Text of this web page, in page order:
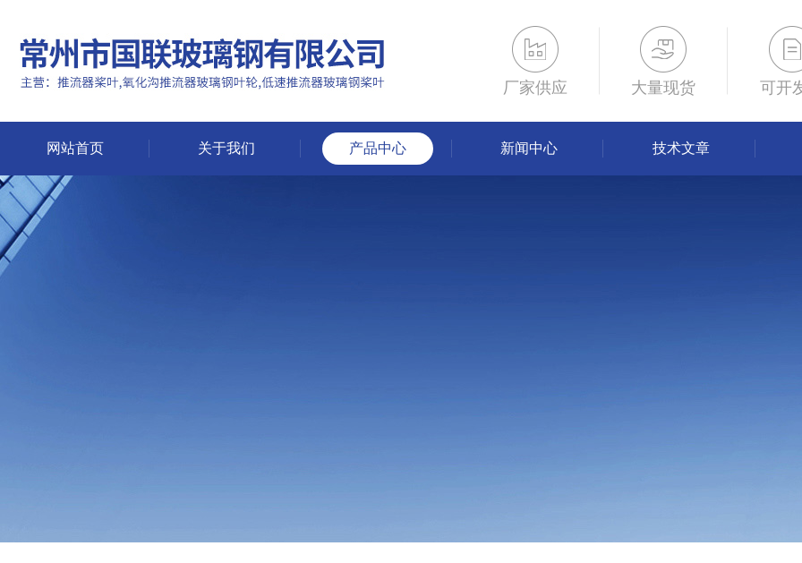
厂家供应 大量现货 可开
网站首页 关于我们 产品中心 新闻中心 技术文章